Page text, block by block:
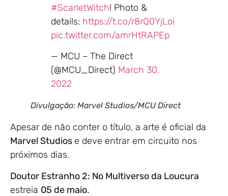
#ScarletWitch! Photo &
details: https://t.co/r8rQ0YjLoi
pic.twitter.com/amrHtRAPEp
— MCU – The Direct
(@MCU_Direct) March 30,
2022
Divulgação: Marvel Studios/MCU Direct
Apesar de não conter o título, a arte é oficial da
Marvel Studios e deve entrar em circuito nos
próximos dias.
Doutor Estranho 2: No Multiverso da Loucura
estreia 05 de maio.